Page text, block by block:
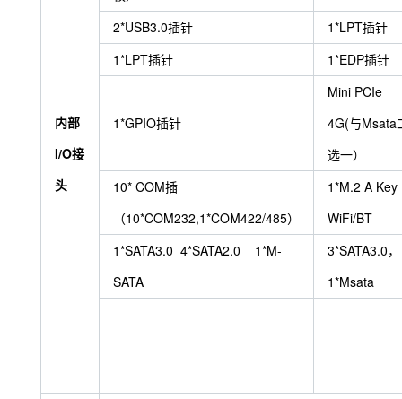
内部
I/O接
头
2*USB3.0插针
1*LPT插针
1*LPT插针
1*EDP插针
1*GPIO插针
Mini PCIe
4G(与Msata
选一）
10* COM插
（10*COM232,1*COM422/485）
1*M.2 A Key
WiFi/BT
1*SATA3.0 4*SATA2.0 1*M-
SATA
3*SATA3.0，
1*Msata